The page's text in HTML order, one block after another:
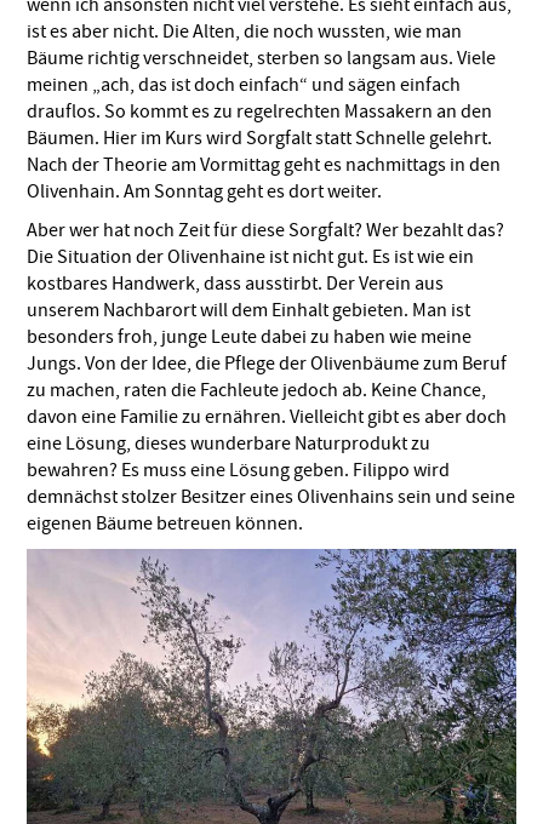
ist es aber nicht. Die Alten, die noch wussten, wie man
Bäume richtig verschneidet, sterben so langsam aus. Viele
meinen „ach, das ist doch einfach“ und sägen einfach
drauflos. So kommt es zu regelrechten Massakern an den
Bäumen. Hier im Kurs wird Sorgfalt statt Schnelle gelehrt.
Nach der Theorie am Vormittag geht es nachmittags in den
Olivenhain. Am Sonntag geht es dort weiter.
Aber wer hat noch Zeit für diese Sorgfalt? Wer bezahlt das?
Die Situation der Olivenhaine ist nicht gut. Es ist wie ein
kostbares Handwerk, dass ausstirbt. Der Verein aus
unserem Nachbarort will dem Einhalt gebieten. Man ist
besonders froh, junge Leute dabei zu haben wie meine
Jungs. Von der Idee, die Pflege der Olivenbäume zum Beruf
zu machen, raten die Fachleute jedoch ab. Keine Chance,
davon eine Familie zu ernähren. Vielleicht gibt es aber doch
eine Lösung, dieses wunderbare Naturprodukt zu
bewahren? Es muss eine Lösung geben. Filippo wird
demnächst stolzer Besitzer eines Olivenhains sein und seine
eigenen Bäume betreuen können.